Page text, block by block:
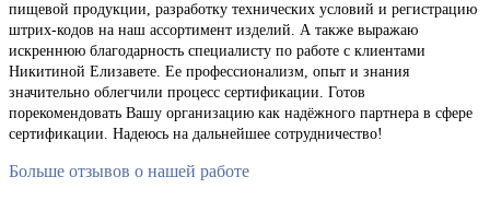
пищевой продукции, разработку технических условий и регистрацию
штрих-кодов на наш ассортимент изделий. А также выражаю
искреннюю благодарность специалисту по работе с клиентами
Никитиной Елизавете. Ее профессионализм, опыт и знания
значительно облегчили процесс сертификации. Готов
порекомендовать Вашу организацию как надёжного партнера в сфере
сертификации. Надеюсь на дальнейшее сотрудничество!
Больше отзывов о нашей работе